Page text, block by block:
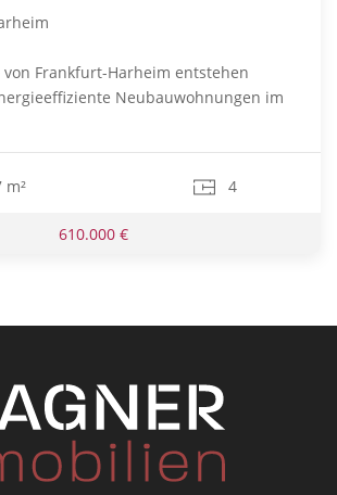
Frankfurt-Harheim entstehen
Neubauwohnungen im
m² 4
610.000 €